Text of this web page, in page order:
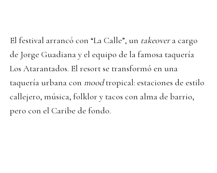
El festival arrancó con “La Calle”, un takeovera cargo
de Jorge Guadiana y el equipo de la famosa taquería
Los Atarantados. El resort se transformó en una
taquería urbana con moodtropical: estaciones de estilo
callejero, música, folklor y tacos con alma de barrio,
pero con el Caribe de fondo.